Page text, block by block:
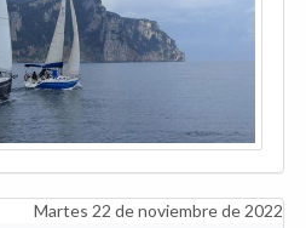
Martes 22 de noviembre de 2022